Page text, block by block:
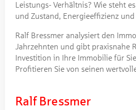
Leistungs- Verhältnis? Wie steht
und Zustand, Energieeffizienz und
Ralf Bressmer analysiert den
Jahrzehnten und gibt praxisnahe
Investition in Ihre Immobilie für
Profitieren Sie von seinen
Ralf Bressmer